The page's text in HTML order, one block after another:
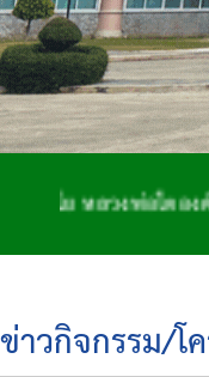
หลวงพ่อโตองค์ใหญ่
ข่าวกิจกรรม/โ